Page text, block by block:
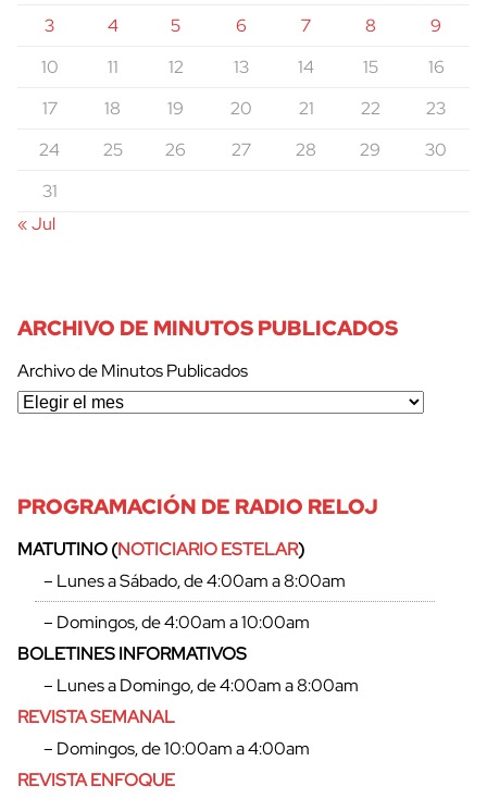
3
4 5 6 7 8
9
10
11 12 13 14 15
16
17
18 19 20 21 22
23
24
25 26 27 28 29
30
31
« Jul
ARCHIVO DE MINUTOS PUBLICADOS
Archivo de Minutos Publicados
PROGRAMACIÓN DE RADIO RELOJ
MATUTINO (NOTICIARIO ESTELAR)
– Lunes a Sábado, de 4:00am a 8:00am
– Domingos, de 4:00am a 10:00am
BOLETINES INFORMATIVOS
– Lunes a Domingo, de 4:00am a 8:00am
REVISTA SEMANAL
– Domingos, de 10:00am a 4:00am
REVISTA ENFOQUE